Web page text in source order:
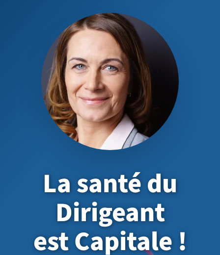
La santé du
Dirigeant
est Capitale !